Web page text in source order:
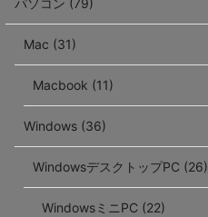
パソコン (79)
Mac (31)
Macbook (11)
Windows (36)
WindowsデスクトップPC (26)
WindowsミニPC (22)